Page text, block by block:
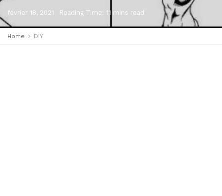
février 18, 2021 Reading Time: 11 mins read
Home DIY